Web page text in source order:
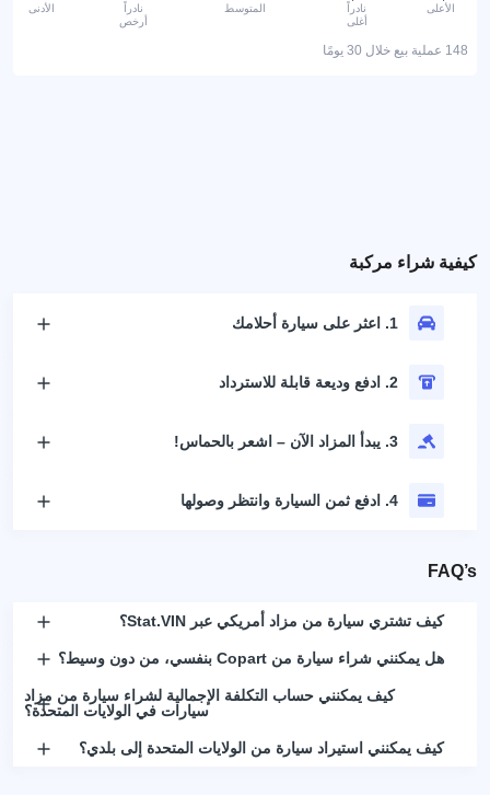
الأدنى
نادراً
أرخص
المتوسط
نادراً
أغلى
الأعلى
148 عملية بيع خلال 30 يومًا
كيفية شراء مركبة
1. اعثر على سيارة أحلامك
2. ادفع وديعة قابلة للاسترداد
3. يبدأ المزاد الآن – اشعر بالحماس!
4. ادفع ثمن السيارة وانتظر وصولها
FAQ’s
كيف تشتري سيارة من مزاد أمريكي عبر Stat.VIN؟
هل يمكنني شراء سيارة من Copart بنفسي، من دون وسيط؟
كيف يمكنني حساب التكلفة الإجمالية لشراء سيارة من مزاد
سيارات في الولايات المتحدة؟
كيف يمكنني استيراد سيارة من الولايات المتحدة إلى بلدي؟